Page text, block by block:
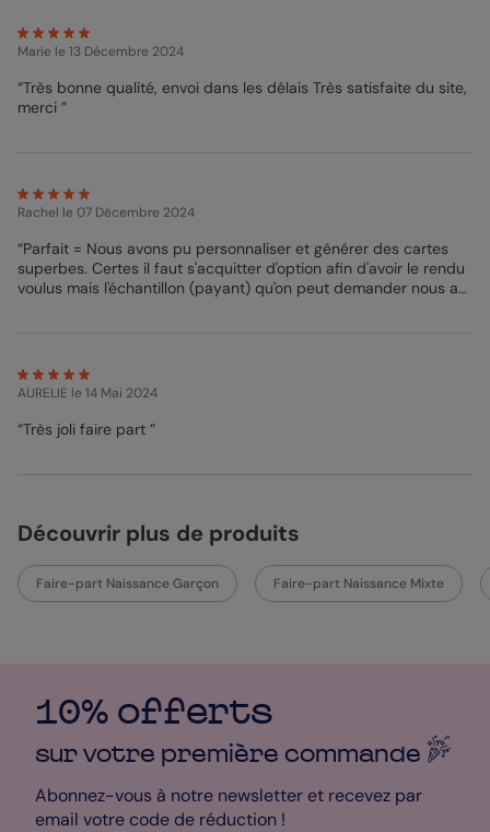
de l'annonce de la naissance de votre enfant une édition qui
marque les esprits, autant par sa conception que par la
Sophie - Designer
Marie le 13 Décembre 2024
“Très bonne qualité, envoi dans les délais Très satisfaite du site,
merci ”
Rachel le 07 Décembre 2024
“Parfait = Nous avons pu personnaliser et générer des cartes
superbes. Certes il faut s'acquitter d'option afin d'avoir le rendu
voulus mais l'échantillon (payant) qu'on peut demander nous a
AURELIE le 14 Mai 2024
“Très joli faire part ”
Découvrir plus de produits
Faire-part Naissance Garçon Faire-part Naissance Mixte
10% offerts
sur votre première commande
Abonnez-vous à notre newsletter et recevez par
email votre code de réduction !